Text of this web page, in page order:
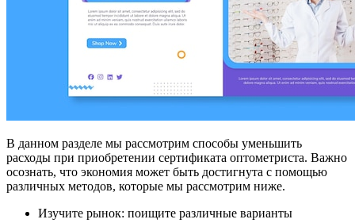
В данном разделе мы рассмотрим способы уменьшить
расходы при приобретении сертификата оптометриста. Важно
осознать, что экономия может быть достигнута с помощью
различных методов, которые мы рассмотрим ниже.
Изучите рынок: поищите различные варианты